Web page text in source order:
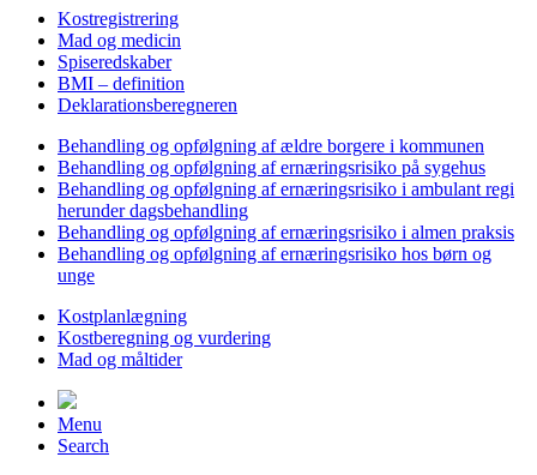
Kostregistrering
Mad og medicin
Spiseredskaber
BMI – definition
Deklarationsberegneren
Behandling og opfølgning af ældre borgere i kommunen
Behandling og opfølgning af ernæringsrisiko på sygehus
Behandling og opfølgning af ernæringsrisiko i ambulant regi
herunder dagsbehandling
Behandling og opfølgning af ernæringsrisiko i almen praksis
Behandling og opfølgning af ernæringsrisiko hos børn og
unge
Kostplanlægning
Kostberegning og vurdering
Mad og måltider
Menu
Search